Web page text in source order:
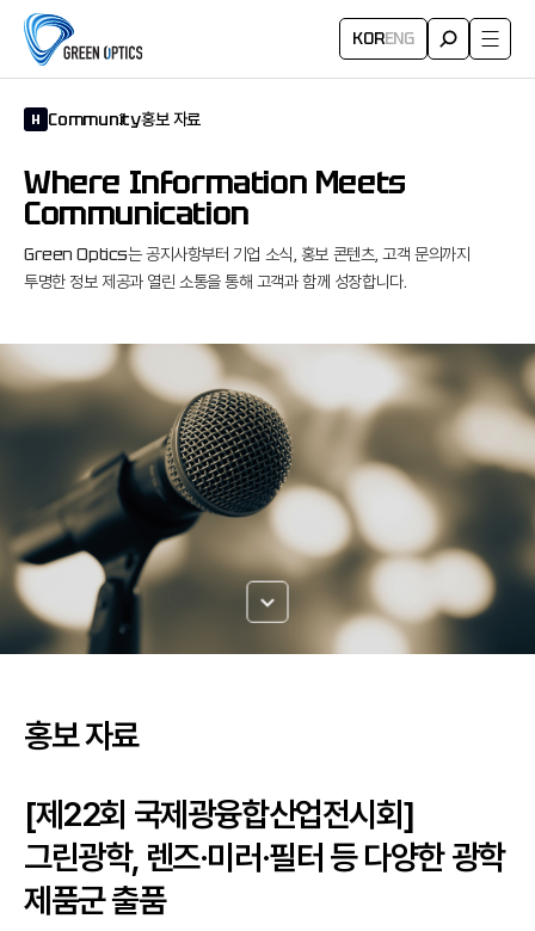
KORENG
H Community홍보 자료
Where Information Meets
Communication
Green Optics는 공지사항부터 기업 소식, 홍보 콘텐츠,고객 문의까지
투명한 정보 제공과 열린 소통을 통해 고객과 함께 성장합니다.
홍보 자료
[제22회 국제광융합산업전시회]
그린광학, 렌즈·미러·필터 등 다양한 광학
제품군 출품